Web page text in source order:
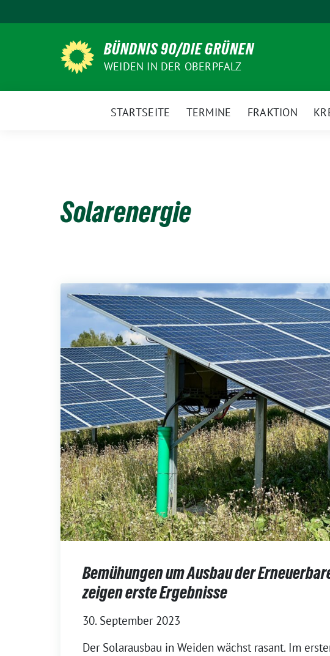
zum
BÜNDNIS 90/DIE GRÜNEN
WEIDEN IN DER OBERPFALZ
STARTSEITE TERMINE FRAKTION
Solarenergie
Bemühungen um Ausbau der
zeigen erste Ergebnisse
30. September 2023
Der Solarausbau in Weiden wächst rasant. Im